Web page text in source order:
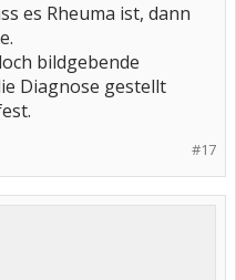
es Rheuma ist, dann
bildgebende
Diagnose gestellt
#17